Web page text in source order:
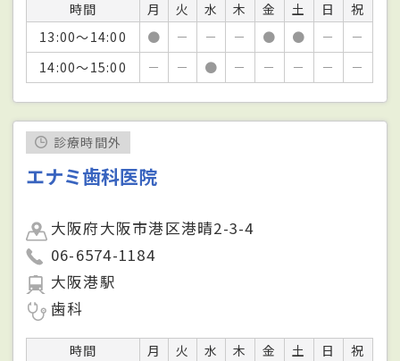
時間 月 火 水 木 金 土 日
祝
13:00～14:00
● － － － ● ● －
－
14:00～15:00
－ － ● － － － － －
診療時間外
エナミ歯科医院
大阪府大阪市港区港晴2-3-4
06-6574-1184
大阪港駅
歯科
時間 月 火 水 木 金 土 日
祝